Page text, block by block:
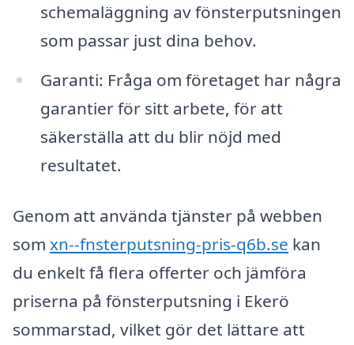
schemaläggning av fönsterputsningen
som passar just dina behov.
Garanti: Fråga om företaget har några
garantier för sitt arbete, för att
säkerställa att du blir nöjd med
resultatet.
Genom att använda tjänster på webben
som xn--fnsterputsning-pris-q6b.se kan
du enkelt få flera offerter och jämföra
priserna på fönsterputsning i Ekerö
sommarstad, vilket gör det lättare att